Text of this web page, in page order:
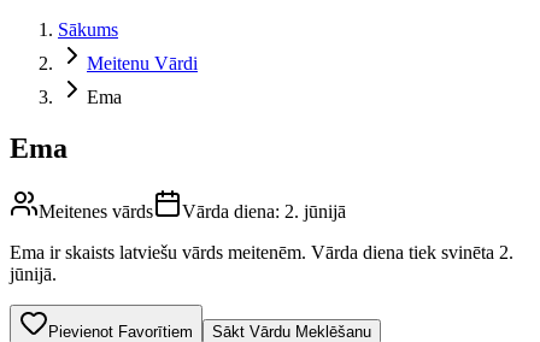
Sākums
Meitenu Vārdi
Ema
Ema
Meitenes vārds Vārda diena: 2. jūnijā
Ema ir skaists latviešu vārds meitenēm. Vārda diena tiek svinēta 2.
jūnijā.
Pievienot Favorītiem Sākt Vārdu Meklēšanu